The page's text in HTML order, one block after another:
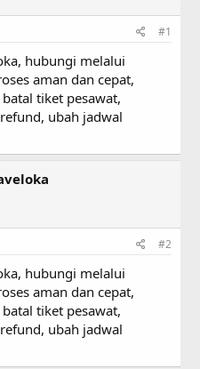
a
#1
hubungi melalui
aman dan cepat,
tiket pesawat,
ubah jadwal
#2
hubungi melalui
aman dan cepat,
tiket pesawat,
ubah jadwal